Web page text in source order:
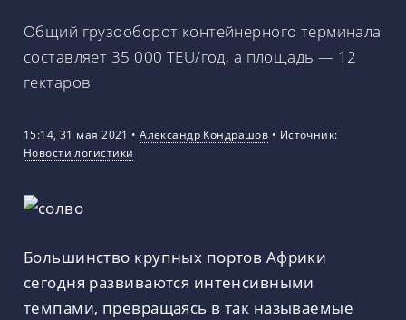
Общий грузооборот контейнерного терминала
составляет 35 000 TEU/год, а площадь — 12
гектаров
15:14, 31 мая 2021 •Александр Кондрашов • Источник:
Новости логистики
Большинство крупных портов Африки
сегодня развиваются интенсивными
темпами, превращаясь в так называемые